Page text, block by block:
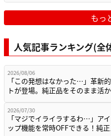
もっ
人気記事ランキング(全
2026/08/06
「この発想はなかった…」革新
トが登場。純正品をそのまま活
2026/07/30
「マジでイライラするわ…」ア
ップ機能を常時OFFできる！純